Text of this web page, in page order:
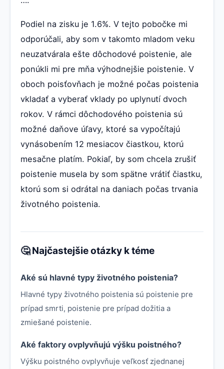
Podiel na zisku je 1.6%. V tejto pobočke mi
odporúčali, aby som v takomto mladom veku
neuzatvárala ešte dôchodové poistenie, ale
ponúkli mi pre mňa výhodnejšie poistenie. V
oboch poisťovňach je možné počas poistenia
vkladať a vyberať vklady po uplynutí dvoch
rokov. V rámci dôchodového poistenia sú
možné daňove úľavy, ktoré sa vypočítajú
vynásobením 12 mesiacov čiastkou, ktorú
mesačne platím. Pokiaľ, by som chcela zrušiť
poistenie musela by som spätne vrátiť čiastku,
ktorú som si odrátal na daniach počas trvania
životného poistenia.
🤔 Najčastejšie otázky k téme
Aké sú hlavné typy životného poistenia?
Hlavné typy životného poistenia sú poistenie pre
prípad smrti, poistenie pre prípad dožitia a
zmiešané poistenie.
Aké faktory ovplyvňujú výšku poistného?
Výšku poistného ovplyvňuje veľkosť zjednanej